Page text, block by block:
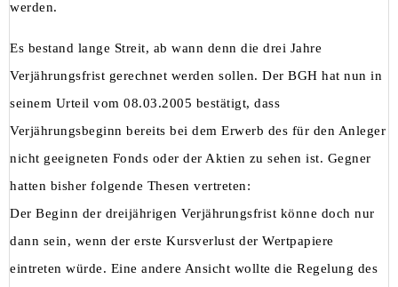
werden.
Es bestand lange Streit, ab wann denn die drei Jahre
Verjährungsfrist gerechnet werden sollen. Der BGH hat nun in
seinem Urteil vom 08.03.2005 bestätigt, dass
Verjährungsbeginn bereits bei dem Erwerb des für den Anleger
nicht geeigneten Fonds oder der Aktien zu sehen ist. Gegner
hatten bisher folgende Thesen vertreten:
Der Beginn der dreijährigen Verjährungsfrist könne doch nur
dann sein, wenn der erste Kursverlust der Wertpapiere
eintreten würde. Eine andere Ansicht wollte die Regelung des